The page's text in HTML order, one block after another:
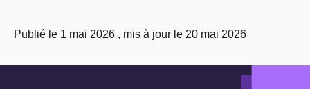
Publié le 1 mai 2026 , mis à jour le 20 mai 2026